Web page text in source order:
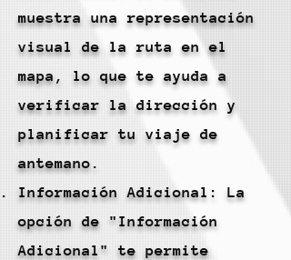
muestra una representación
visual de la ruta en el
mapa, lo que te ayuda a
verificar la dirección y
planificar tu viaje de
antemano.
Información Adicional: La
opción de "Información
Adicional" te permite